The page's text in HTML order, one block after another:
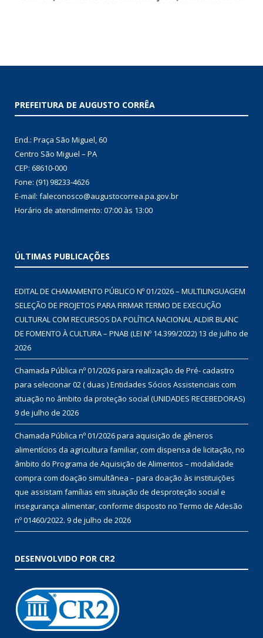
PREFEITURA DE AUGUSTO CORRÊA
End.: Praça São Miguel, 60
Centro São Miguel – PA
CEP: 68610-000
Fone: (91) 98233-4626
E-mail: faleconosco@augustocorrea.pa.gov.br
Horário de atendimento: 07:00 às 13:00
ÚLTIMAS PUBLICAÇÕES
EDITAL DE CHAMAMENTO PÚBLICO Nº 01/2026 – MULTILINGUAGEM
SELEÇÃO DE PROJETOS PARA FIRMAR TERMO DE EXECUÇÃO
CULTURAL COM RECURSOS DA POLÍTICA NACIONAL ALDIR BLANC
DE FOMENTO À CULTURA – PNAB (LEI Nº 14.399/2022) 13 de julho de
2026
Chamada Pública nº 01/2026 para realização de Pré- cadastro
para selecionar 02 ( duas ) Entidades Sócios Assistenciais com
atuação no âmbito da proteção social (UNIDADES RECEBEDORAS)
9 de julho de 2026
Chamada Pública nº 01/2026 para aquisição de gêneros
alimentícios da agricultura familiar, com dispensa de licitação, no
âmbito do Programa de Aquisição de Alimentos – modalidade
compra com doação simultânea – para doação às instituições
que assistam famílias em situação de desproteção social e
insegurança alimentar, conforme disposto no Termo de Adesão
nº 01460/2022. 9 de julho de 2026
DESENVOLVIDO POR CR2